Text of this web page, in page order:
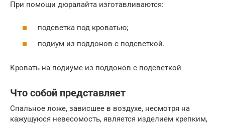
При помощи дюралайта изготавливаются:
подсветка под кроватью;
подиум из поддонов с подсветкой.
Кровать на подиуме из поддонов с подсветкой
Что собой представляет
Спальное ложе, зависшее в воздухе, несмотря на
кажущуюся невесомость, является изделием крепким,